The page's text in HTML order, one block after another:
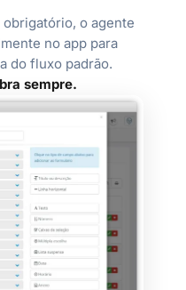
o agente
no app para
do fluxo padrão.
sempre.